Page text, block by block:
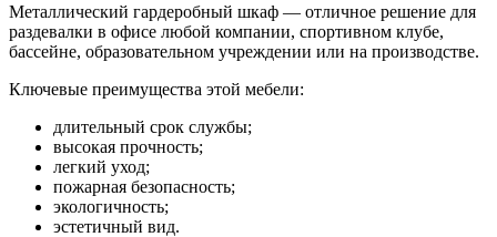
Металлический гардеробный шкаф — отличное решение для
раздевалки в офисе любой компании, спортивном клубе,
бассейне, образовательном учреждении или на производстве.
Ключевые преимущества этой мебели:
длительный срок службы;
высокая прочность;
легкий уход;
пожарная безопасность;
экологичность;
эстетичный вид.